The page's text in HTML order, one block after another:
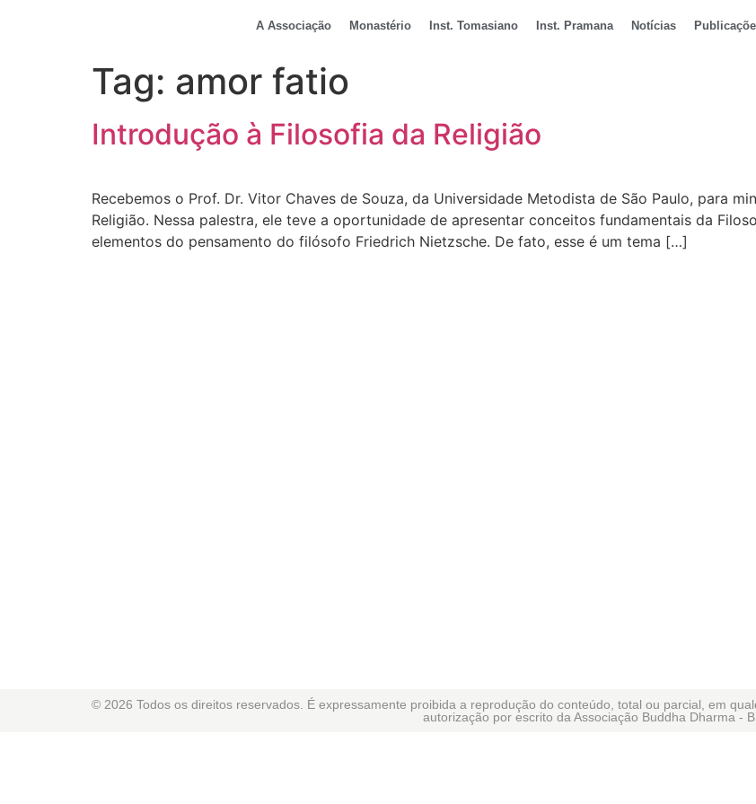
A Associação Monastério Inst. Tomasiano Inst. Pramana Notícias
Tag: amor fatio
Introdução à Filosofia da Religião
Recebemos o Prof. Dr. Vitor Chaves de Souza, da Universidade Metodista de São Paulo, para
Religião. Nessa palestra, ele teve a oportunidade de apresentar conceitos fundamentais da
elementos do pensamento do filósofo Friedrich Nietzsche. De fato, esse é um tema […]
© 2026 Todos os direitos reservados. É expressamente proibida a reprodução do conteúdo, total ou parcial, em
autorização por escrito da Associação Buddha Dharma -